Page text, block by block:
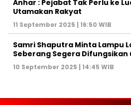
Anhar : Pejabat Tak Perlu ke
Utamakan Rakyat
11 September 2025 | 16:50 WIB
Samri Shaputra Minta Lampu
Seberang Segera
10 September 2025 | 14:45 WIB